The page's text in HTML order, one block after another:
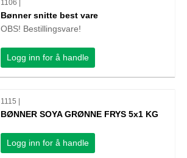
1106 |
Bønner snitte best vare
OBS! Bestillingsvare!
Logg inn for å handle
1115 |
BØNNER SOYA GRØNNE FRYS 5x1 KG
Logg inn for å handle